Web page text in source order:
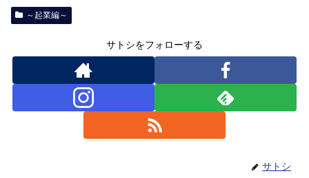
～起業編～
サトシをフォローする
サトシ